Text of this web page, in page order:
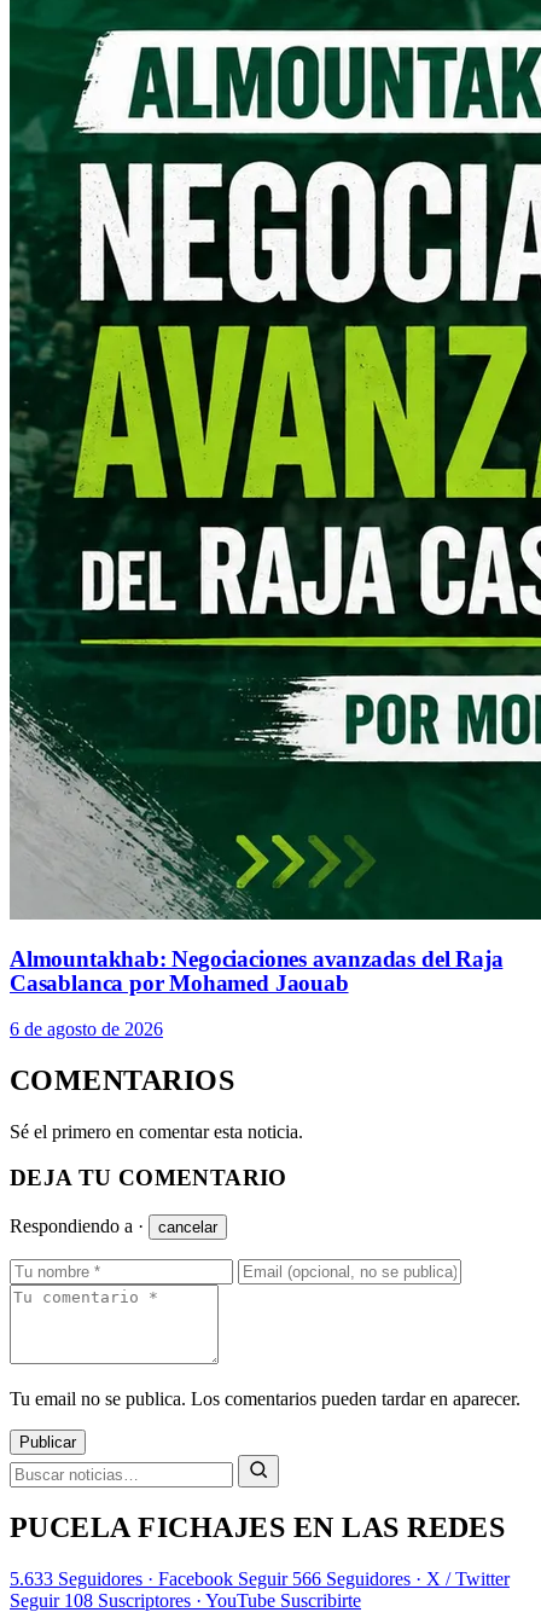
Almountakhab: Negociaciones avanzadas del Raja
Casablanca por Mohamed Jaouab
6 de agosto de 2026
COMENTARIOS
Sé el primero en comentar esta noticia.
DEJA TU COMENTARIO
Respondiendo a · cancelar
Tu email no se publica. Los comentarios pueden tardar en aparecer.
Publicar
PUCELA FICHAJES EN LAS REDES
5.633 Seguidores · Facebook Seguir 566 Seguidores · X / Twitter
Seguir 108 Suscriptores · YouTube Suscribirte